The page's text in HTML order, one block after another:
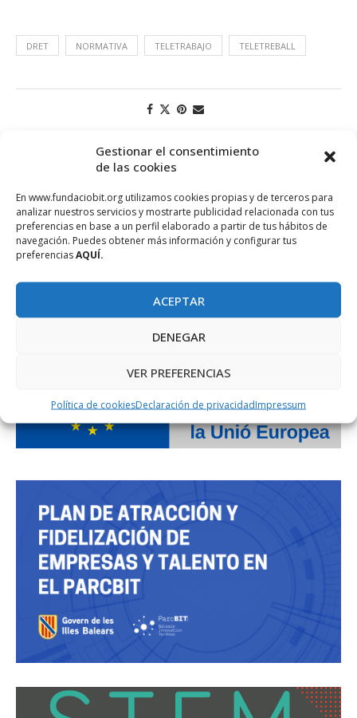
Gestionar el consentimiento
de las cookies
En www.fundaciobit.org utilizamos cookies propias y de terceros para
analizar nuestros servicios y mostrarte publicidad relacionada con tus
preferencias en base a un perfil elaborado a partir de tus hábitos de
navegación. Puedes obtener más información y configurar tus
preferenciasAQUÍ.
ACEPTAR
DENEGAR
VER PREFERENCIAS
Política de cookiesDeclaración de privacidadImpressum
DRET NORMATIVA TELETRABAJO TELETREBALL
PROJECTE COFINANÇAT PEL FONS SOCIAL EUROPEU